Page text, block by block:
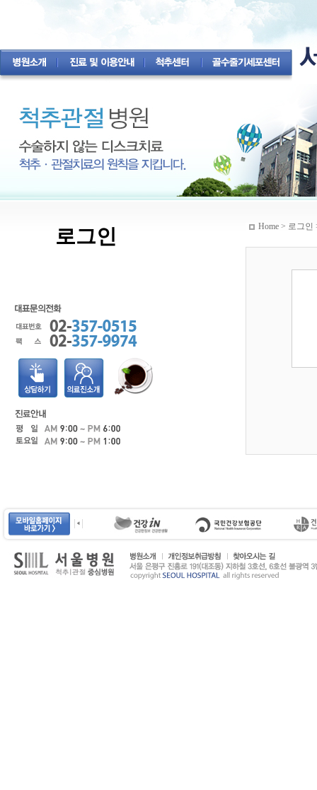
로그인 Home > 로그인